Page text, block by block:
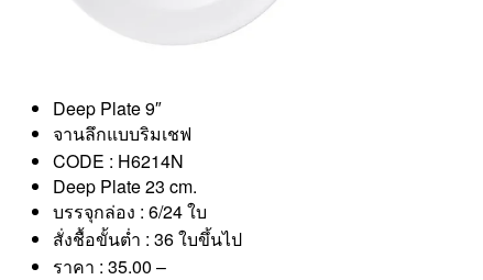
Deep Plate 9″
จานลึกแบบริมเชฟ
CODE : H6214N
Deep Plate 23 cm.
บรรจุกล่อง : 6/24 ใบ
สั่งชื้อขั้นต่ำ : 36 ใบขึ้นไป
ราคา : 35.00 –